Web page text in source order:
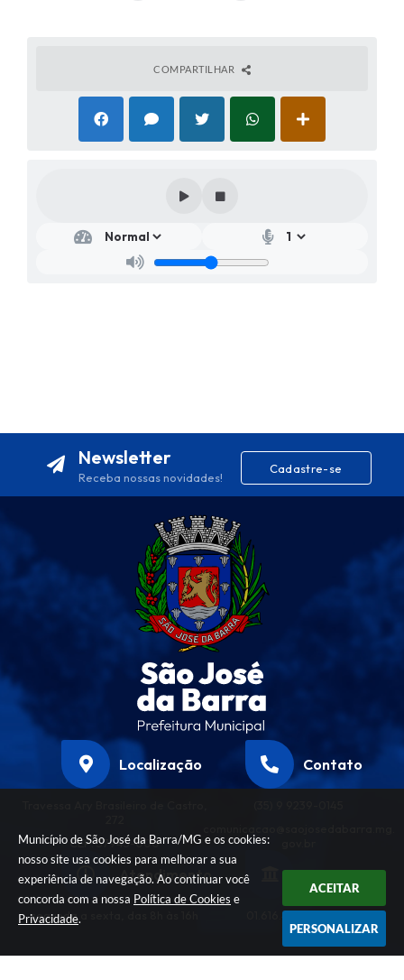
Município de São José da Barra/MG e os cookies:
nosso site usa cookies para melhorar a sua
experiência de navegação. Ao continuar você
concorda com a nossa Política de Cookies e
Privacidade.
ACEITAR
PERSONALIZAR
COMPARTILHAR
Newsletter
Receba nossas novidades!
Cadastre-se
Localização
CEP: 37945-000
Contato
Atendimento
segunda a sexta, das 8h às 16h
CNPJ
01.616.458/0001-32